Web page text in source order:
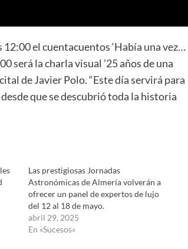
el cuentacuentos ‘Había una vez…
será la charla visual ’25 años de una
de Javier Polo. “Este día servirá para
que se descubrió toda la historia
Las prestigiosas Jornadas
Astronómicas de Almería volverán a
ofrecer un panel de expertos de lujo
del 12 al 18 de mayo.
abril 29, 2025
En «Sucesos»